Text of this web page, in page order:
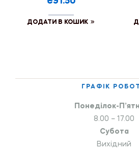
ДОДАТИ В КОШИК
ГРАФІК
Понеділок-
8.00 – 17.00
Субота
Вихідний